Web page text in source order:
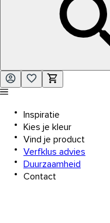
Inspiratie
Kies je kleur
Vind je product
Verfklus advies
Duurzaamheid
Contact